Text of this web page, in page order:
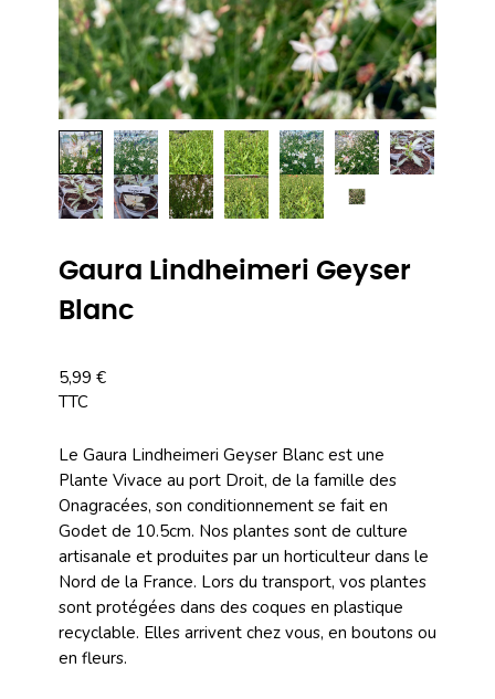
Gaura Lindheimeri Geyser
Blanc
5,99 €
TTC
Le Gaura Lindheimeri Geyser Blanc est une
Plante Vivace au port Droit, de la famille des
Onagracées, son conditionnement se fait en
Godet de 10.5cm. Nos plantes sont de culture
artisanale et produites par un horticulteur dans le
Nord de la France. Lors du transport, vos plantes
sont protégées dans des coques en plastique
recyclable. Elles arrivent chez vous, en boutons ou
en fleurs.